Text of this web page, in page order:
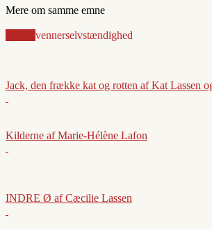
Mere om samme emne
vennerselvstændighed
Jack, den frække kat og rotten af Kat Lassen
Kilderne af Marie-Hélène Lafon
INDRE Ø af Cæcilie Lassen